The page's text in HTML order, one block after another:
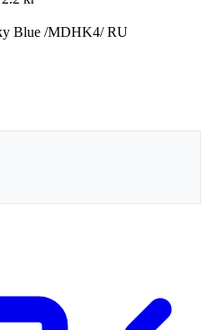
Blue /MDHK4/ RU